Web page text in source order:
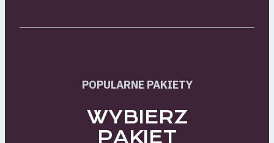
POPULARNE PAKIETY
WYBIERZ
PAKIET